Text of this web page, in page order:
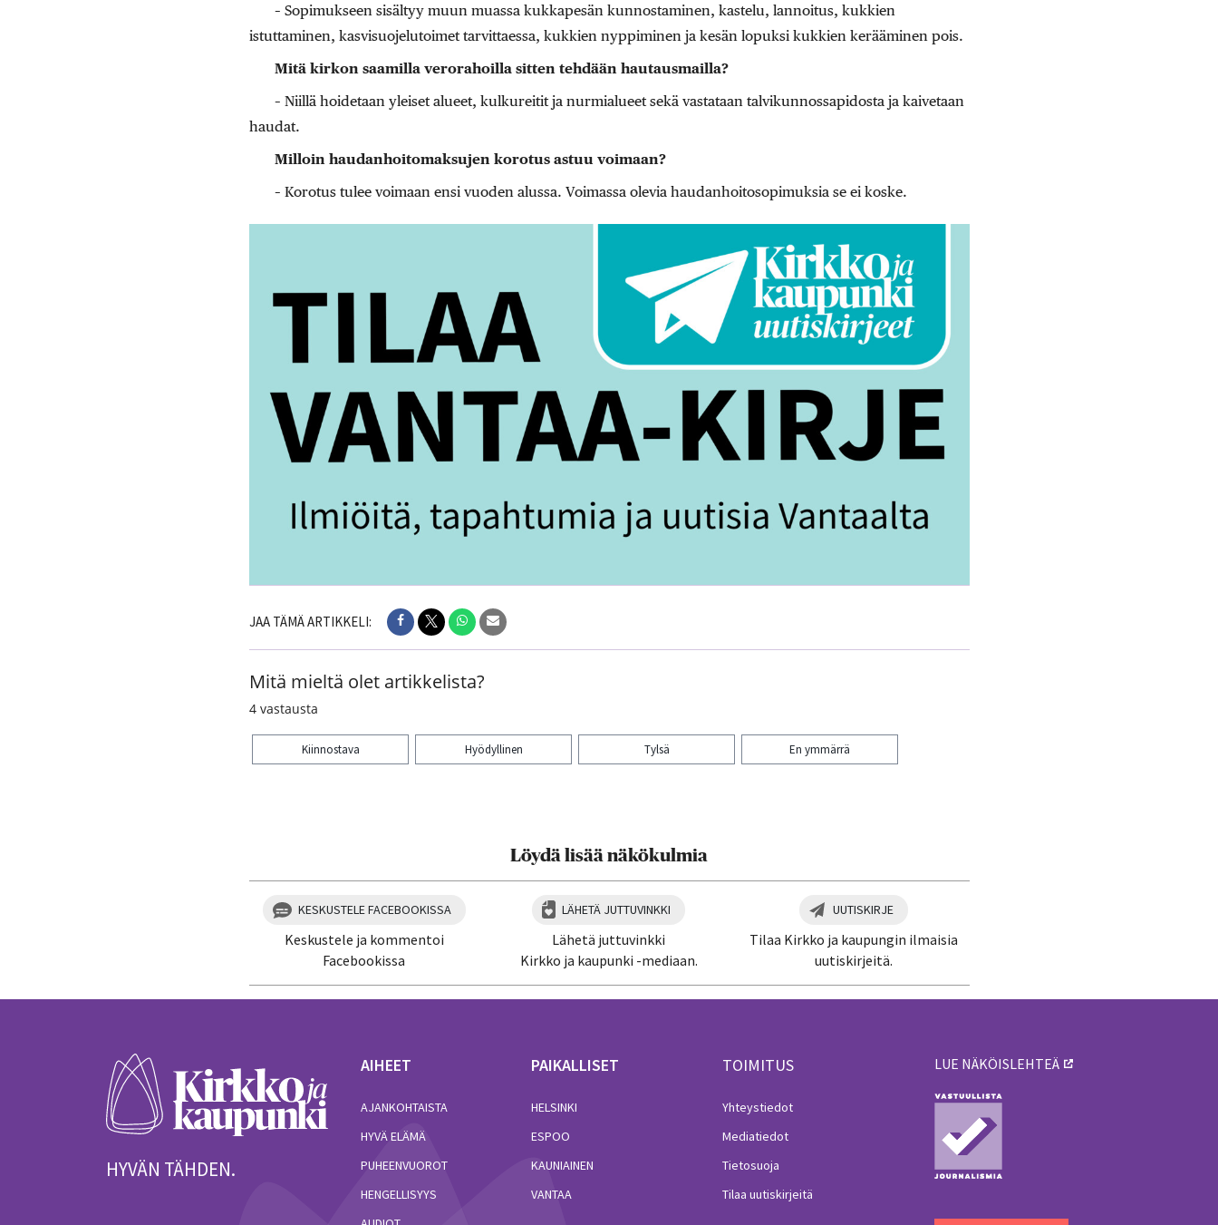
– Sopimukseen sisältyy muun muassa kukkapesän kunnostaminen, kastelu, lannoitus, kukkien
istuttaminen, kasvisuojelutoimet tarvittaessa, kukkien nyppiminen ja kesän lopuksi kukkien kerääminen pois.
Mitä kirkon saamilla verorahoilla sitten tehdään hautausmailla?
– Niillä hoidetaan yleiset alueet, kulkureitit ja nurmialueet sekä vastataan talvikunnossapidosta ja kaivetaan
haudat.
Milloin haudanhoitomaksujen korotus astuu voimaan?
– Korotus tulee voimaan ensi vuoden alussa. Voimassa olevia haudanhoitosopimuksia se ei koske.
JAA TÄMÄ ARTIKKELI:
Mitä mieltä olet artikkelista?
4 vastausta
Kiinnostava Hyödyllinen Tylsä En ymmärrä
Löydä lisää näkökulmia
KESKUSTELE FACEBOOKISSA
Keskustele ja kommentoi
Facebookissa
LÄHETÄ JUTTUVINKKI
Lähetä juttuvinkki
Kirkko ja kaupunki -mediaan.
UUTISKIRJE
Tilaa Kirkko ja kaupungin ilmaisia
uutiskirjeitä.
HYVÄN TÄHDEN.
AIHEET
AJANKOHTAISTA
HYVÄ ELÄMÄ
PUHEENVUOROT
HENGELLISYYS
PAIKALLISET
HELSINKI
ESPOO
KAUNIAINEN
VANTAA
TOIMITUS
Yhteystiedot
Mediatiedot
Tietosuoja
Tilaa uutiskirjeitä
LUE NÄKÖISLEHTEÄ